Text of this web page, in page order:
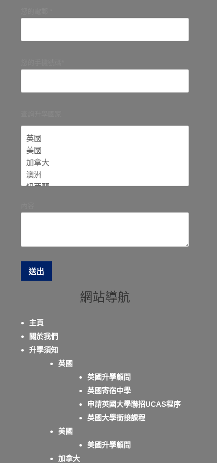
網站導航
主頁
關於我們
升學須知
英國
英國升學顧問
英國寄宿中學
申請英國大學聯招UCAS程序
英國大學銜接課程
美國
美國升學顧問
加拿大